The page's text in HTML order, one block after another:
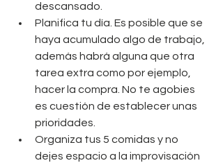
descansado.
Planifica tu día. Es posible que se
haya acumulado algo de trabajo,
además habrá alguna que otra
tarea extra como por ejemplo,
hacer la compra. No te agobies
es cuestión de establecer unas
prioridades.
Organiza tus 5 comidas y no
dejes espacio a la improvisación